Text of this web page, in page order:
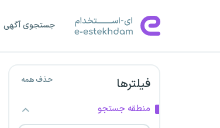
جستجوی آگهی
فیلترها حذف همه
منطقه جستجو